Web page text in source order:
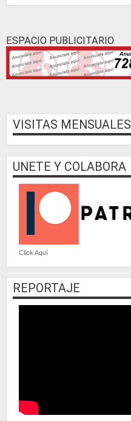
ESPACIO PUBLICITARIO
VISITAS MENSUALES
UNETE Y COLABORA
Click Aquí
REPORTAJE